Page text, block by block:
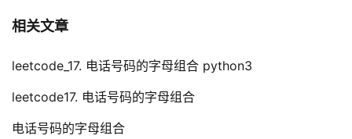
相关文章
leetcode_17. 电话号码的字母组合 python3
leetcode17. 电话号码的字母组合
电话号码的字母组合